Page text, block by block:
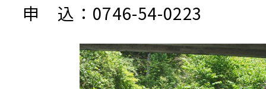
申 込：0746-54-0223